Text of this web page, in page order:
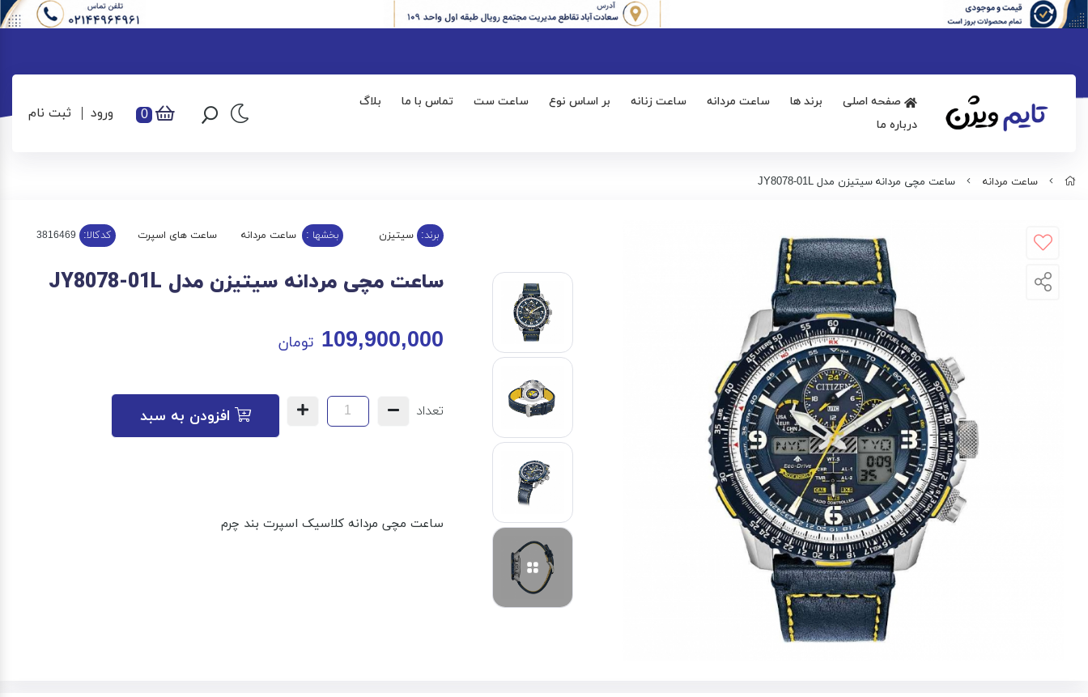
صفحه اصلی برند ها ساعت مردانه ساعت زنانه بر اساس نوع ساعت ست تماس با ما
بلاگ
درباره ما
0 ورود ثبت نام
ساعت مردانه ساعت مچی مردانه سیتیزن مدل JY8078-01L
برند: سیتیزن بخشها : ساعت مردانه ساعت های اسپرت کدکالا:
ساعت مچی مردانه سیتیزن مدل JY8078-01L
109,900,000 تومان
تعداد افزودن به سبد
ساعت مچی مردانه کلاسیک اسپرت بند چرم